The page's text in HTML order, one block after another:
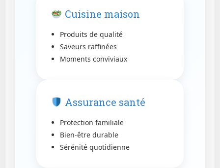
Cuisine maison
Produits de qualité
Saveurs raffinées
Moments conviviaux
Assurance santé
Protection familiale
Bien-être durable
Sérénité quotidienne